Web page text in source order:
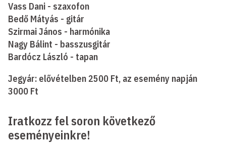
Vass Dani - szaxofon
Bedő Mátyás - gitár
Szirmai János - harmónika
Nagy Bálint - basszusgitár
Bardócz László - tapan
Jegyár: elővételben 2500 Ft, az esemény napján
3000 Ft
Iratkozz fel soron következő
eseményeinkre!